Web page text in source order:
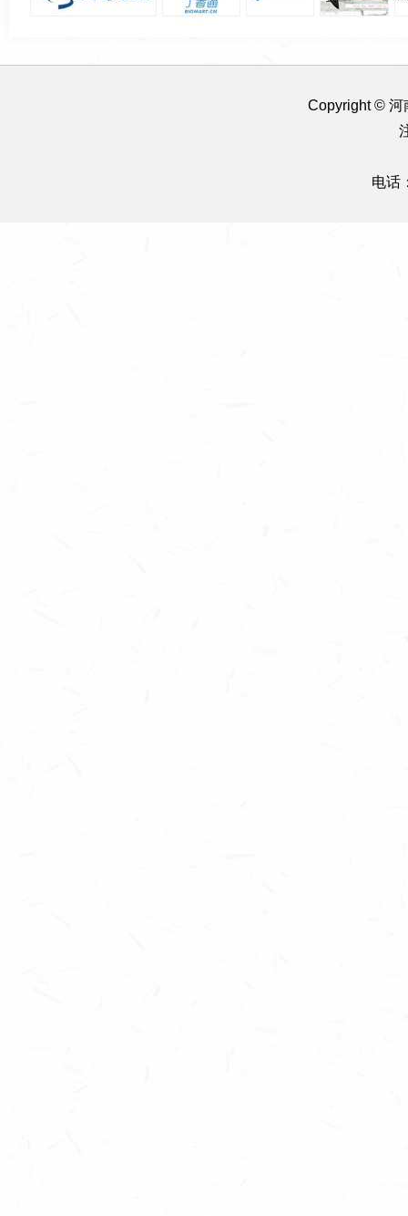
Copyright © 河
电话